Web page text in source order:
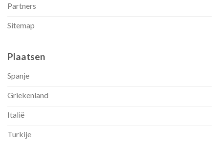
Partners
Sitemap
Plaatsen
Spanje
Griekenland
Italië
Turkije